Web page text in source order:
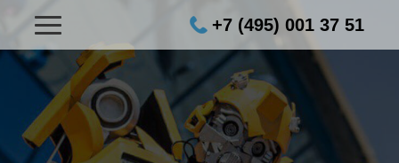
+7 (495) 001 37 51